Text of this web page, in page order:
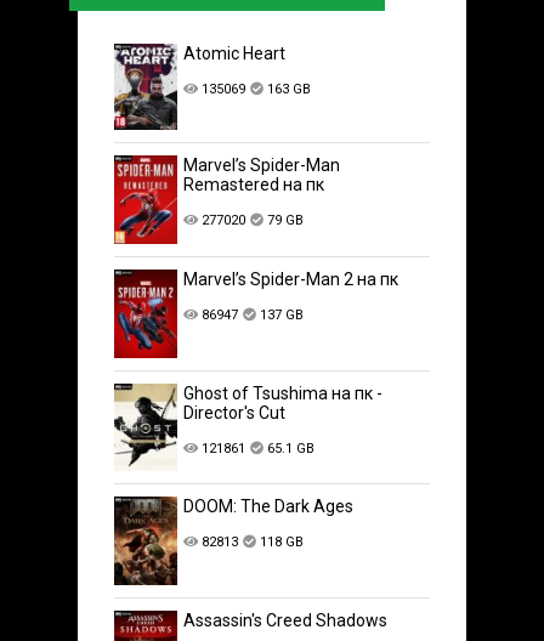
Atomic Heart
135069 163 GB
Marvel’s Spider-Man
Remastered на пк
277020 79 GB
Marvel’s Spider-Man 2 на пк
86947 137 GB
Ghost of Tsushima на пк -
Director's Cut
121861 65.1 GB
DOOM: The Dark Ages
82813 118 GB
Assassin's Creed Shadows